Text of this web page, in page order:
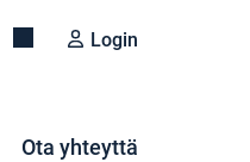
Login
Ota yhteyttä